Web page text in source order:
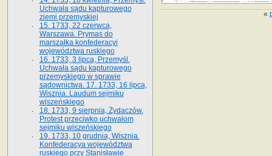
«
Uchwała sądu kapturowego
ziemi przemyskiej
15. 1733, 22 czerwca,
Warszawa. Prymas do
marszałka konfederacyi
województwa ruskiego
16. 1733, 3 lipca, Przemyśl.
Uchwała sądu kapturowego
przemyskiego w sprawie
sądownictwa. 17. 1733, 16 lipca,
Wisznia. Laudum sejmiku
wiszeńskiego
18. 1733, 9 sierpnia, Żydaczów.
Protest przeciwko uchwałom
sejmiku wiszeńskiego
19. 1733, 10 grudnia, Wisznia.
Konfederacya województwa
ruskiego przy Stanisławie